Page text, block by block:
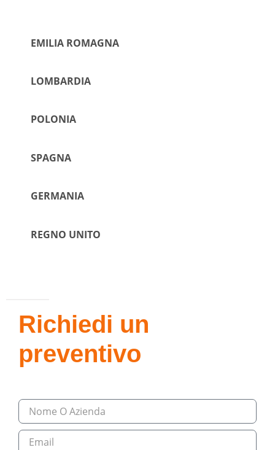
Richiedi un
preventivo
EMILIA ROMAGNA
LOMBARDIA
POLONIA
SPAGNA
GERMANIA
REGNO UNITO